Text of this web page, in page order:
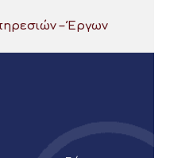
– Έργων